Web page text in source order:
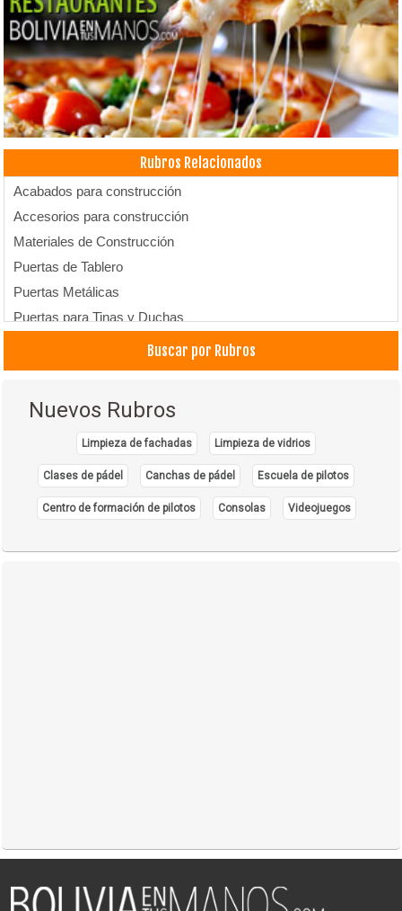
Rubros Relacionados
Acabados para construcción
Accesorios para construcción
Materiales de Construcción
Puertas de Tablero
Puertas Metálicas
Puertas para Tinas y Duchas
Buscar por Rubros
Nuevos Rubros
Limpieza de fachadas Limpieza de vidrios
Clases de pádel Canchas de pádel Escuela de pilotos
Centro de formación de pilotos Consolas Videojuegos